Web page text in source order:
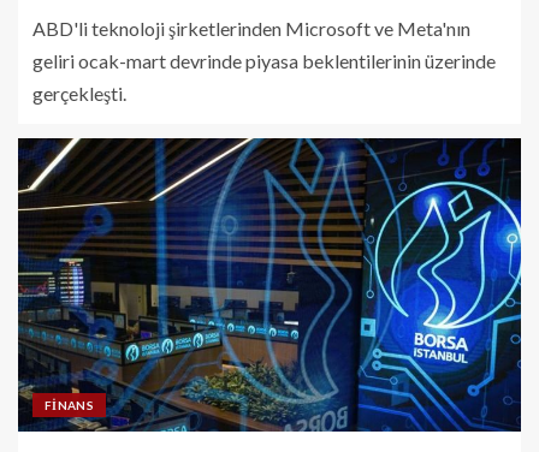
ABD'li teknoloji şirketlerinden Microsoft ve Meta'nın
geliri ocak-mart devrinde piyasa beklentilerinin üzerinde
gerçekleşti.
FINANS